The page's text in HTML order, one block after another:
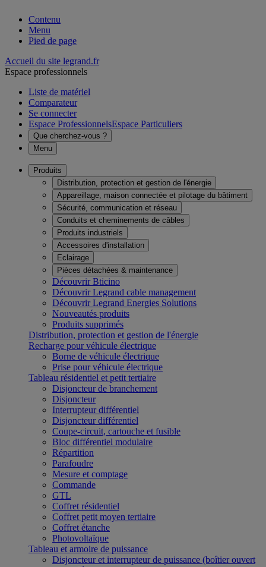
Contenu
Menu
Pied de page
Accueil du site legrand.fr
Espace professionnels
Liste de matériel
Comparateur
Se connecter
Espace ProfessionnelsEspace Particuliers
Que cherchez-vous ?
Menu
Produits
Distribution, protection et gestion de l'énergie
Appareillage, maison connectée et pilotage du bâtiment
Sécurité, communication et réseau
Conduits et cheminements de câbles
Produits industriels
Accessoires d'installation
Eclairage
Pièces détachées & maintenance
Découvrir Bticino
Découvrir Legrand cable management
Découvrir Legrand Energies Solutions
Nouveautés produits
Produits supprimés
Distribution, protection et gestion de l'énergie
Recharge pour véhicule électrique
Borne de véhicule électrique
Prise pour véhicule électrique
Tableau résidentiel et petit tertiaire
Disjoncteur de branchement
Disjoncteur
Interrupteur différentiel
Disjoncteur différentiel
Coupe-circuit, cartouche et fusible
Bloc différentiel modulaire
Répartition
Parafoudre
Mesure et comptage
Commande
GTL
Coffret résidentiel
Coffret petit moyen tertiaire
Coffret étanche
Photovoltaïque
Tableau et armoire de puissance
Disjoncteur et interrupteur de puissance (boîtier ouvert